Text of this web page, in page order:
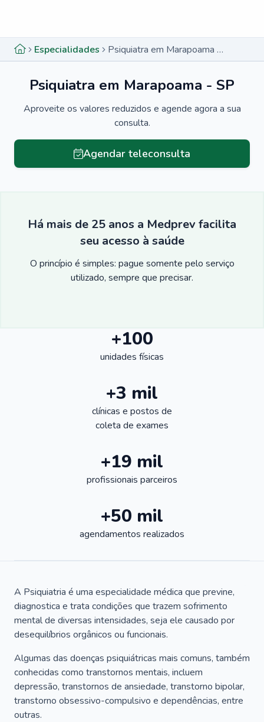
Especialidades Psiquiatra em Marapoama - SP
Psiquiatra em Marapoama - SP
Aproveite os valores reduzidos e agende agora a sua
consulta.
Agendar teleconsulta
Há mais de 25 anos a Medprev facilita
seu acesso à saúde
O princípio é simples: pague somente pelo serviço
utilizado, sempre que precisar.
+100
unidades físicas
+3 mil
clínicas e postos de
coleta de exames
+19 mil
profissionais parceiros
+50 mil
agendamentos realizados
A Psiquiatria é uma especialidade médica que previne,
diagnostica e trata condições que trazem sofrimento
mental de diversas intensidades, seja ele causado por
desequilíbrios orgânicos ou funcionais.
Algumas das doenças psiquiátricas mais comuns, também
conhecidas como transtornos mentais, incluem
depressão, transtornos de ansiedade, transtorno bipolar,
transtorno obsessivo-compulsivo e dependências, entre
outras.